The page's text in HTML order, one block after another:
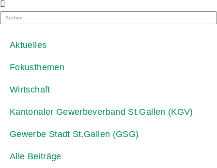
Aktuelles
Fokusthemen
Wirtschaft
Kantonaler Gewerbeverband St.Gallen (KGV)
Gewerbe Stadt St.Gallen (GSG)
Alle Beiträge